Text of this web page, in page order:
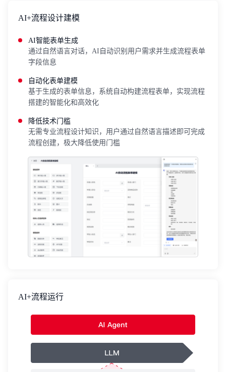
AI+流程设计建模
AI智能表单生成
通过自然语言对话，AI自动识别用户需求并生成流程表单
字段信息
自动化表单建模
基于生成的表单信息，系统自动构建流程表单，实现流程
搭建的智能化和高效化
降低技术门槛
无需专业流程设计知识，用户通过自然语言描述即可完成
流程创建，极大降低使用门槛
AI+流程运行